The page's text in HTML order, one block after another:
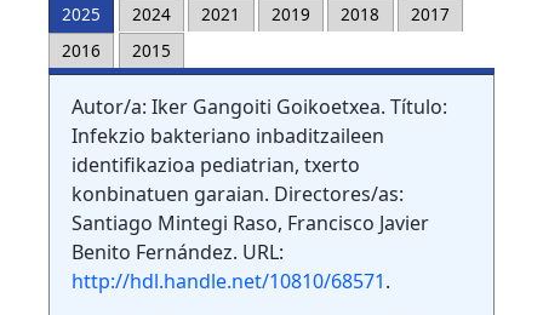
2025 2024 2021 2019 2018
2017
2016
2015
Autor/a: Iker Gangoiti Goikoetxea. Título:
Infekzio bakteriano inbaditzaileen
identifikazioa pediatrian, txerto
konbinatuen garaian. Directores/as:
Santiago Mintegi Raso, Francisco Javier
Benito Fernández. URL:
http://hdl.handle.net/10810/68571.